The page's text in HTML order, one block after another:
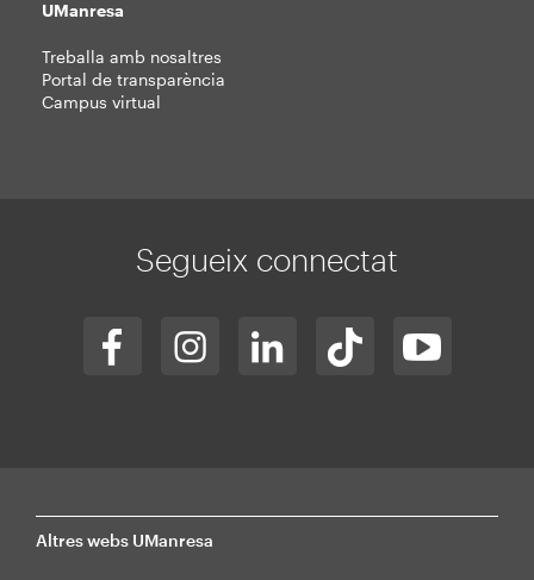
UManresa
Treballa amb nosaltres
Portal de transparència
Campus virtual
Segueix connectat
Altres webs UManresa